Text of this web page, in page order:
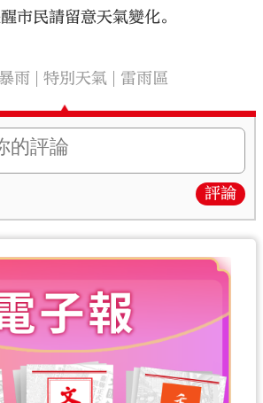
市民請留意天氣變化。
雨 特別天氣 雷雨區
評論